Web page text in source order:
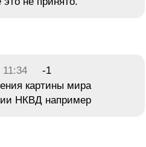
11:34
-1
картины мира
НКВД например